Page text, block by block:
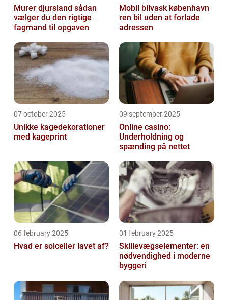
Murer djursland sådan
vælger du den rigtige
fagmand til opgaven
Mobil bilvask københavn
ren bil uden at forlade
adressen
07 october 2025
Unikke kagedekorationer
med kageprint
09 september 2025
Online casino:
Underholdning og
spænding på nettet
06 february 2025
Hvad er solceller lavet af?
01 february 2025
Skillevægselementer: en
nødvendighed i moderne
byggeri